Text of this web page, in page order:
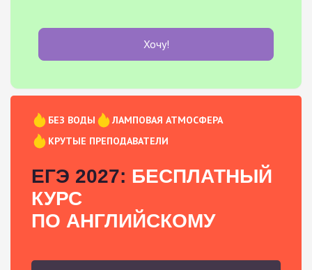
Хочу!
БЕЗ ВОДЫ
ЛАМПОВАЯ АТМОСФЕРА
КРУТЫЕ ПРЕПОДАВАТЕЛИ
ЕГЭ 2027: БЕСПЛАТНЫЙ
КУРС
ПО АНГЛИЙСКОМУ